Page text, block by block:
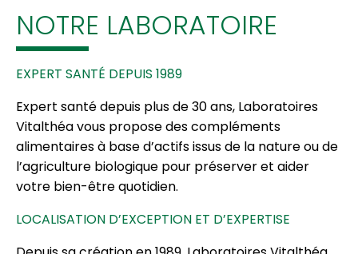
NOTRE LABORATOIRE
EXPERT SANTÉ DEPUIS 1989
Expert santé depuis plus de 30 ans, Laboratoires
Vitalthéa vous propose des compléments
alimentaires à base d’actifs issus de la nature ou de
l’agriculture biologique pour préserver et aider
votre bien-être quotidien.
LOCALISATION D’EXCEPTION ET D’EXPERTISE